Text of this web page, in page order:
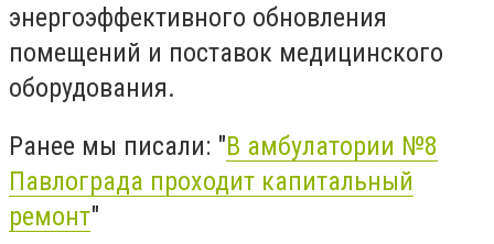
энергоэффективного обновления
помещений и поставок медицинского
оборудования.
Ранее мы писали: "В амбулатории №8
Павлограда проходит капитальный
ремонт"